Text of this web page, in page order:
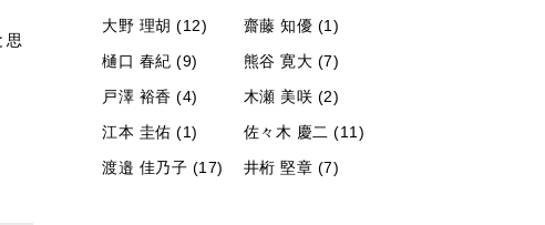
思
大野 理胡 (12) 齋藤 知優 (1)
樋口 春紀 (9) 熊谷 寛大 (7)
戸澤 裕香 (4) 木瀬 美咲 (2)
江本 圭佑 (1) 佐々木 慶二 (11)
渡邉 佳乃子 (17) 井桁 堅章 (7)